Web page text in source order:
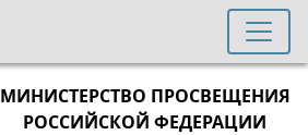
МИНИСТЕРСТВО ПРОСВЕЩЕНИЯ
РОССИЙСКОЙ ФЕДЕРАЦИИ